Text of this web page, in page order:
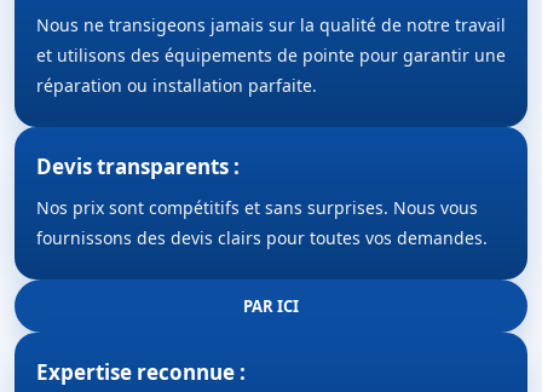
Nous ne transigeons jamais sur la qualité de notre travail
et utilisons des équipements de pointe pour garantir une
réparation ou installation parfaite.
Devis transparents :
Nos prix sont compétitifs et sans surprises. Nous vous
fournissons des devis clairs pour toutes vos demandes.
PAR ICI
Expertise reconnue :